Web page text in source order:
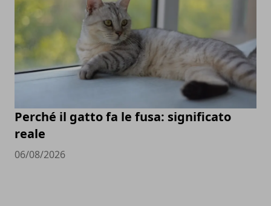
Perché il gatto fa le fusa: significato
reale
06/08/2026